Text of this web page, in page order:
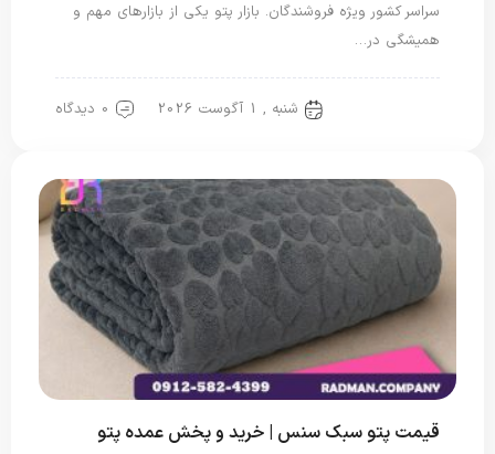
سراسر کشور ویژه فروشندگان. بازار پتو یکی از بازارهای مهم و
همیشگی در…
شنبه , 1 آگوست 2026 0 دیدگاه
قیمت پتو سبک سنس | خرید و پخش عمده پتو